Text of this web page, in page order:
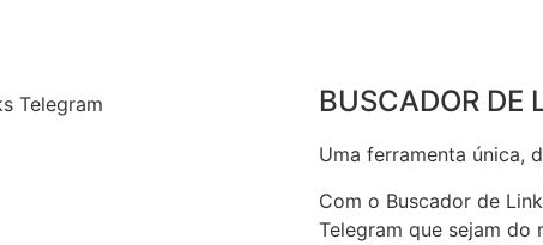
BUSCADOR DE
Uma ferramenta única,
Com o Buscador de
Telegram que sejam do